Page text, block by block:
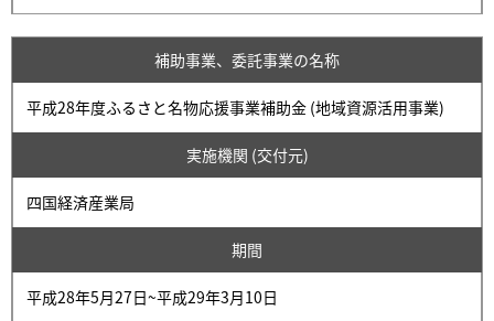
補助事業、委託事業の名称
平成28年度ふるさと名物応援事業補助金 (地域資源活用事業)
実施機関 (交付元)
四国経済産業局
期間
平成28年5月27日~平成29年3月10日